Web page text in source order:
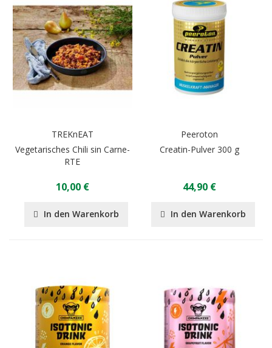
TREKnEAT
Vegetarisches Chili sin Carne-
RTE
10,00 €
In den Warenkorb
Peeroton
Creatin-Pulver 300 g
44,90 €
In den Warenkorb